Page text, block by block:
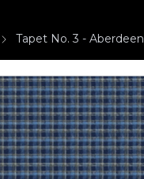
Tapet No. 3 - Aberdeen